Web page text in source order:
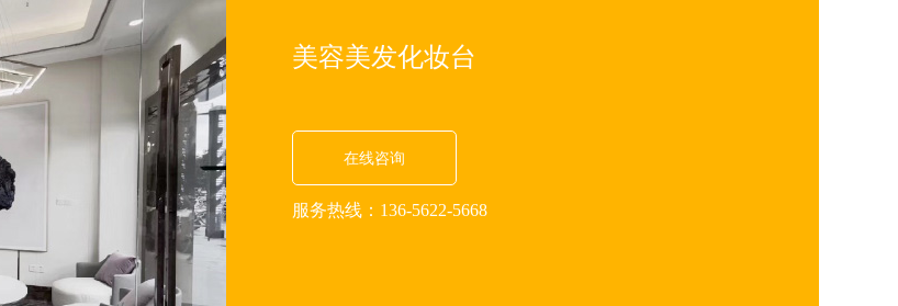
美容美发化妆台
在线咨询
服务热线：136-5622-5668